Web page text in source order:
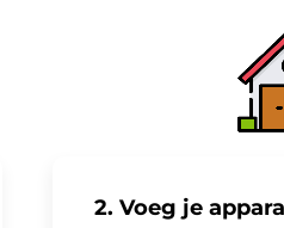
2. Voeg je